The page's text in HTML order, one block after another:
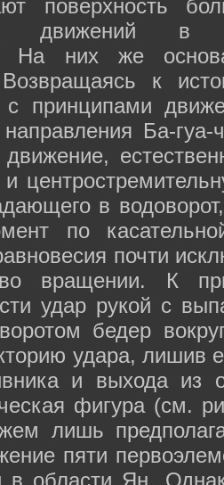
поверхность
движений в
На них же
Возвращаясь к
принципами
направления Ба-
в
по
почти
вращении. К
удар рукой с
бедер
удара, лишив
и выхода из
фигура (см.
лишь
пяти
в области Ян.